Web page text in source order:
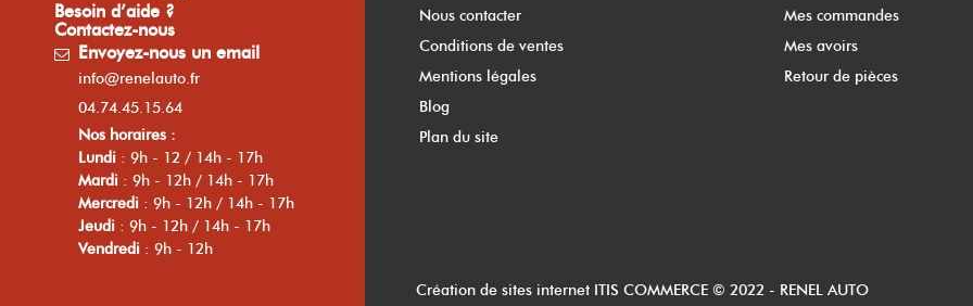
Besoin d’aide ?
Contactez-nous
Envoyez-nous un email
info@renelauto.fr
04.74.45.15.64
Nos horaires :
Lundi : 9h - 12 / 14h - 17h
Mardi : 9h - 12h / 14h - 17h
Mercredi : 9h - 12h / 14h - 17h
Jeudi : 9h - 12h / 14h - 17h
Vendredi : 9h - 12h
Nous contacter
Conditions de ventes
Mentions légales
Blog
Plan du site
Mes commandes
Mes avoirs
Retour de pièces
Création de sites internet ITIS COMMERCE © 2022 - RENEL AUTO